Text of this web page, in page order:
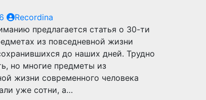
Recordina
предлагается статья о 30-ти
из повседневной жизни
до наших дней. Трудно
но многие предметы из
жизни современного человека
уже сотни, а…